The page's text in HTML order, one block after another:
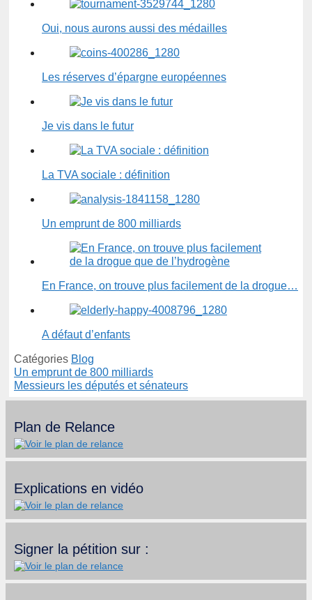
Oui, nous aurons aussi des médailles
Les réserves d’épargne européennes
Je vis dans le futur
La TVA sociale : définition
Un emprunt de 800 milliards
En France, on trouve plus facilement de la drogue…
A défaut d’enfants
Catégories Blog
Un emprunt de 800 milliards
Messieurs les députés et sénateurs
Plan de Relance
Explications en vidéo
Signer la pétition sur :